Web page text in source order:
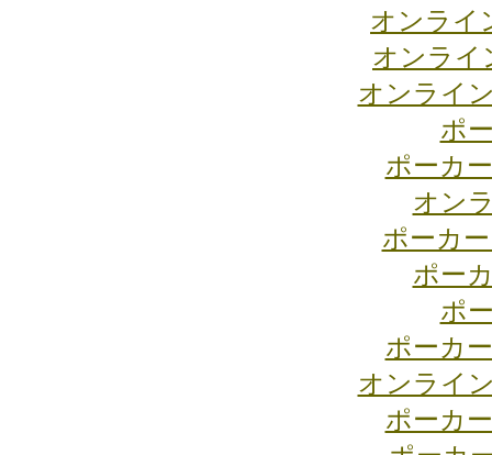
オンライ
オンライ
オンライ
ポ
ポーカ
オン
ポーカ
ポー
ポ
ポーカ
オンライ
ポーカ